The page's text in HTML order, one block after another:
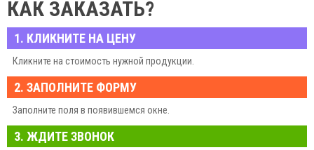
КАК ЗАКАЗАТЬ?
1. КЛИКНИТЕ НА ЦЕНУ
Кликните на стоимость нужной продукции.
2. ЗАПОЛНИТЕ ФОРМУ
Заполните поля в появившемся окне.
3. ЖДИТЕ ЗВОНОК